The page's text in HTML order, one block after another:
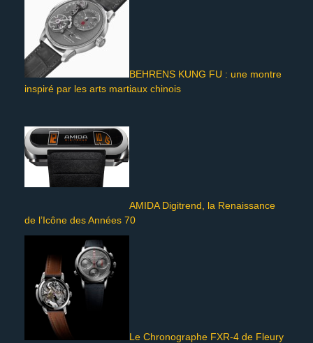
BEHRENS KUNG FU : une montre
inspiré par les arts martiaux chinois
AMIDA Digitrend, la Renaissance
de l’Icône des Années 70
Le Chronographe FXR-4 de Fleury